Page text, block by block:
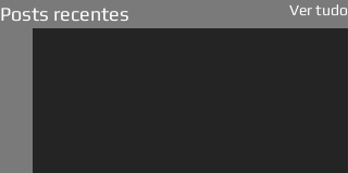
Posts recentes Ver tudo